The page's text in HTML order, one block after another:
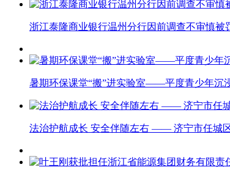
浙江泰隆商业银行温州分行因前调查不审慎被
暑期环保课堂“搬”进实验室——平度青少年沉
法治护航成长 安全伴随左右 —— 济宁市任城